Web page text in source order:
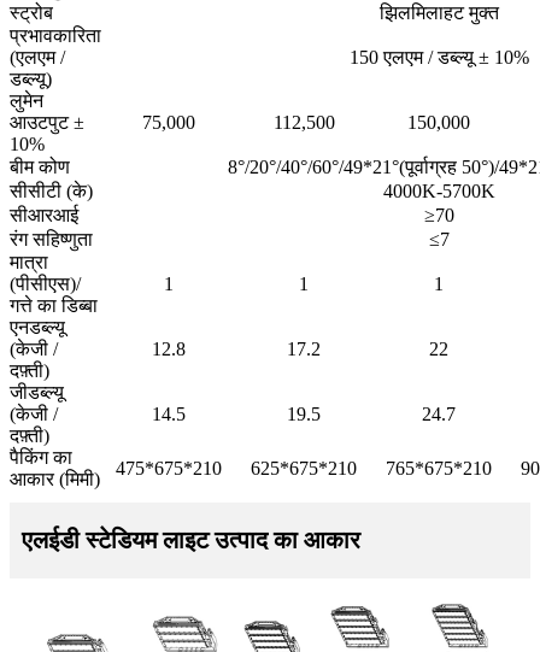
स्ट्रोब
झिलमिलाहट मुक्त
प्रभावकारिता
(एलएम /
डब्ल्यू)
150 एलएम / डब्ल्यू ± 10%
लुमेन
आउटपुट ±
10%
75,000 112,500 150,000
बीम कोण
8°/20°/40°/60°/49*21°(पूर्वाग्रह 50°)/
सीसीटी (के)
4000K-5700K
सीआरआई
≥70
रंग सहिष्णुता
≤7
मात्रा
(पीसीएस)/
गत्ते का डिब्बा
1 1 1
एनडब्ल्यू
(केजी /
दफ़्ती)
12.8 17.2 22
जीडब्ल्यू
(केजी /
दफ़्ती)
14.5 19.5 24.7
पैकिंग का
आकार (मिमी)
475*675*210 625*675*210 765*675*210
एलईडी स्टेडियम लाइट उत्पाद का आकार